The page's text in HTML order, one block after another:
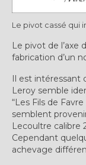
Le pivot cassé qui
Le pivot de l’axe
fabrication d’un
Il est intéressant
Leroy semble
“Les Fils de
semblent
Lecoultre calibre
Cependant
achevage